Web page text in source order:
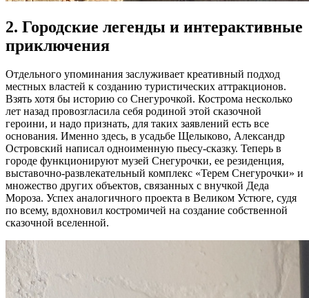
2. Городские легенды и интерактивные
приключения
Отдельного упоминания заслуживает креативный подход
местных властей к созданию туристических аттракционов.
Взять хотя бы историю со Снегурочкой. Кострома несколько
лет назад провозгласила себя родиной этой сказочной
героини, и надо признать, для таких заявлений есть все
основания. Именно здесь, в усадьбе Щелыково, Александр
Островский написал одноименную пьесу-сказку. Теперь в
городе функционируют музей Снегурочки, ее резиденция,
выставочно-развлекательный комплекс «Терем Снегурочки» и
множество других объектов, связанных с внучкой Деда
Мороза. Успех аналогичного проекта в Великом Устюге, судя
по всему, вдохновил костромичей на создание собственной
сказочной вселенной.